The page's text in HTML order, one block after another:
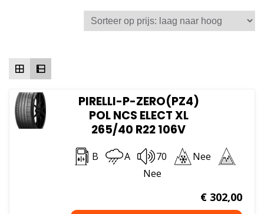
PIRELLI-P-ZERO(PZ4)
POL NCS ELECT XL
265/40 R22 106V
B A 70
Nee
Nee
€302,00